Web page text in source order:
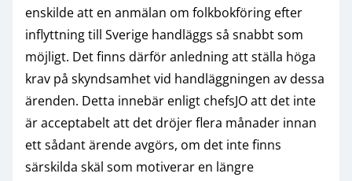
enskilde att en anmälan om folkbokföring efter
inflyttning till Sverige handläggs så snabbt som
möjligt. Det finns därför anledning att ställa höga
krav på skyndsamhet vid handläggningen av dessa
ärenden. Detta innebär enligt chefsJO att det inte
är acceptabelt att det dröjer flera månader innan
ett sådant ärende avgörs, om det inte finns
särskilda skäl som motiverar en längre